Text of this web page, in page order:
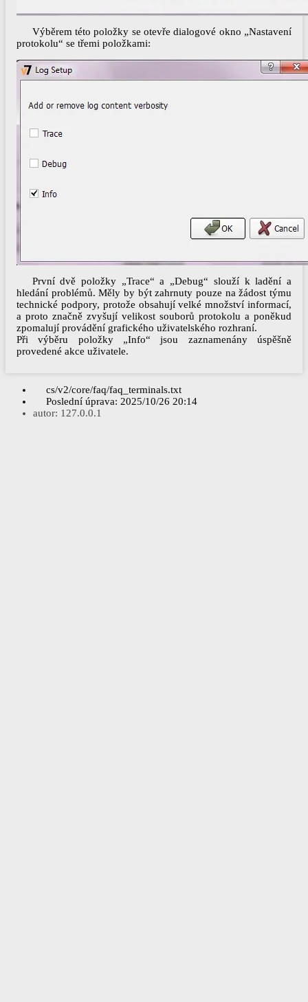
Výběrem této položky se otevře dialogové okno „Nastavení
protokolu“ se třemi položkami:
První dvě položky „Trace“ a „Debug“ slouží k ladění a
hledání problémů. Měly by být zahrnuty pouze na žádost týmu
technické podpory, protože obsahují velké množství informací,
a proto značně zvyšují velikost souborů protokolu a poněkud
zpomalují provádění grafického uživatelského rozhraní.
Při výběru položky „Info“ jsou zaznamenány úspěšně
provedené akce uživatele.
cs/v2/core/faq/faq_terminals.txt
Poslední úprava: 2025/10/26 20:14
autor: 127.0.0.1